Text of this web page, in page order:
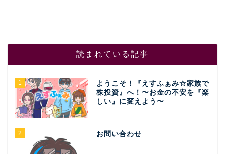
読まれている記事
1
ようこそ！『えすふぁみ☆家族で
株投資』へ！〜お金の不安を『楽
しい』に変えよう〜
2 お問い合わせ